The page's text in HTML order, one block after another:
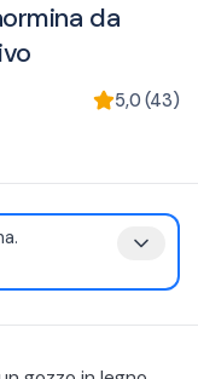
da
5,0 (43)